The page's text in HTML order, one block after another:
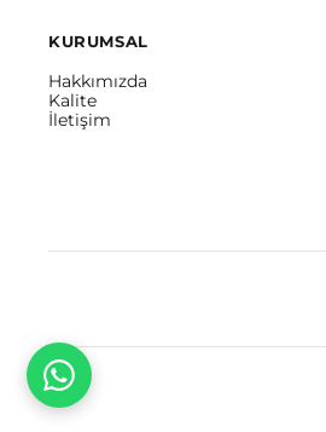
KURUMSAL
Hakkımızda
Kalite
İletişim